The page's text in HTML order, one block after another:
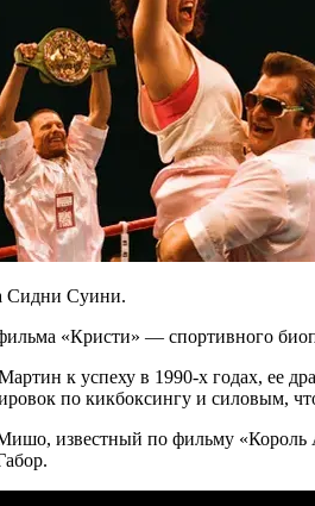
Сидни Суини.
«Кристи» — спортивного
к успеху в 1990-х годах, ее
по кикбоксингу и силовым,
известный по фильму